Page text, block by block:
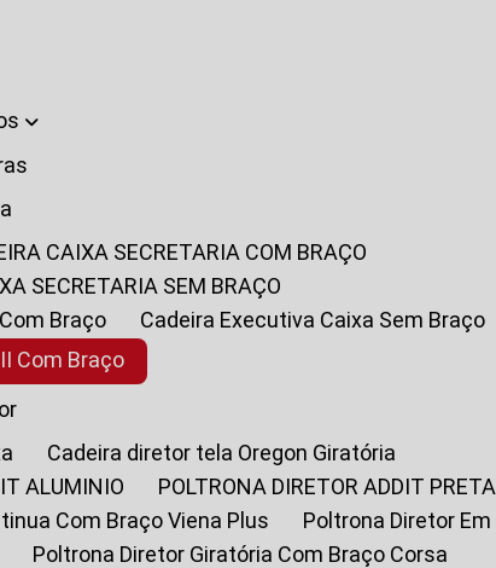
CAIXA SECRETARIA COM BRAÇO
SECRETARIA SEM BRAÇO
Braço
Cadeira Executiva Caixa Sem Braço
Com Braço
Cadeira diretor tela Oregon Giratória
ALUMINIO
POLTRONA DIRETOR ADDIT PRETA
Com Braço Viena Plus
Poltrona Diretor
Poltrona Diretor Giratória Com Braço Corsa